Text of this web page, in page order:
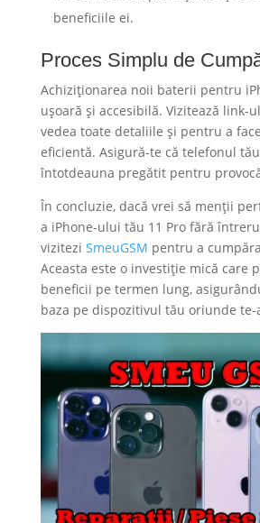
beneficiile ei.
Proces Simplu de
Achiziționarea noii baterii pentru
ușoară și accesibilă. Vizitează link-
vedea toate detaliile și pentru a
eficientă. Asigură-te că telefonul
întotdeauna pregătit pentru
În concluzie, dacă vrei să menții
a iPhone-ului tău 11 Pro fără
vizitezi SmeuGSM pentru a
Aceasta este o investiție mică care
beneficii pe termen lung,
baza pe dispozitivul tău oriunde te-